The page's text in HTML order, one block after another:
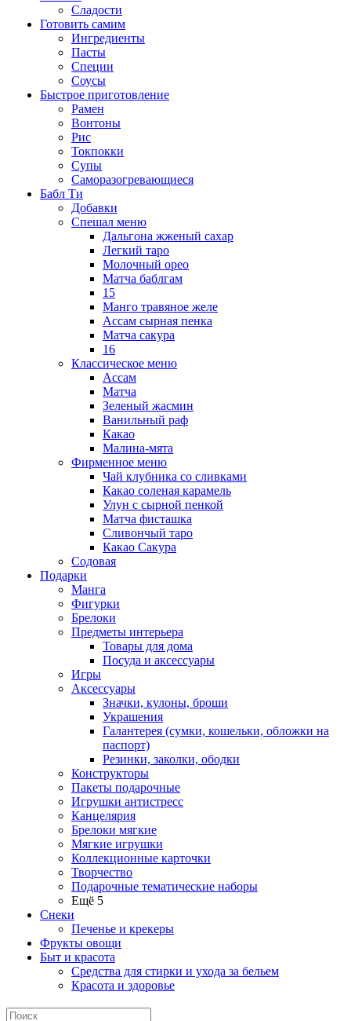
Сладости
Готовить самим
Ингредиенты
Пасты
Специи
Соусы
Быстрое приготовление
Рамен
Вонтоны
Рис
Токпокки
Супы
Саморазогревающиеся
Бабл Ти
Добавки
Спешал меню
Дальгона жженый сахар
Легкий таро
Молочный орео
Матча баблгам
15
Манго травяное желе
Ассам сырная пенка
Матча сакура
16
Классическое меню
Ассам
Матча
Зеленый жасмин
Ванильный раф
Какао
Малина-мята
Фирменное меню
Чай клубника со сливками
Какао соленая карамель
Улун с сырной пенкой
Матча фисташка
Сливончый таро
Какао Сакура
Содовая
Подарки
Манга
Фигурки
Брелоки
Предметы интерьера
Товары для дома
Посуда и аксессуары
Игры
Аксессуары
Значки, кулоны, броши
Украшения
Галантерея (сумки, кошельки, обложки на
паспорт)
Резинки, заколки, ободки
Конструкторы
Пакеты подарочные
Игрушки антистресс
Канцелярия
Брелоки мягкие
Мягкие игрушки
Коллекционные карточки
Творчество
Подарочные тематические наборы
Ещё 5
Снеки
Печенье и крекеры
Фрукты овощи
Быт и красота
Средства для стирки и ухода за бельем
Красота и здоровье